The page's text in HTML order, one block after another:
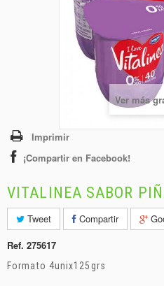
CONGELADOS
Ver más
Imprimir
¡Compartir en Facebook!
VITALINEA SABOR
Tweet Compartir
Ref. 275617
Formato 4unix125grs